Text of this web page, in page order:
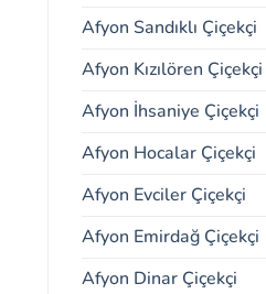
Afyon Sandıklı Çiçekçi
Afyon Kızılören Çiçekçi
Afyon İhsaniye Çiçekçi
Afyon Hocalar Çiçekçi
Afyon Evciler Çiçekçi
Afyon Emirdağ Çiçekçi
Afyon Dinar Çiçekçi